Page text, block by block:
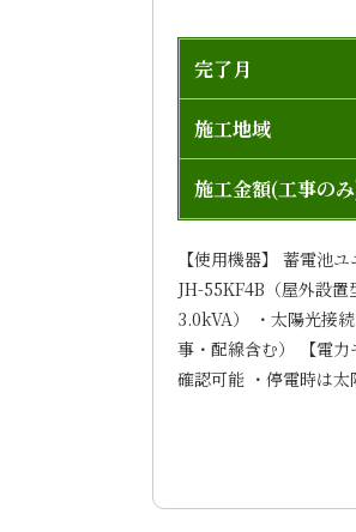
完了月
施工地域
施工金額(工事の
【使用機器】 蓄電池
JH-55KF4B（屋外設
3.0kVA） ・太陽光接
事・配線含む） 【電
確認可能 ・停電時は